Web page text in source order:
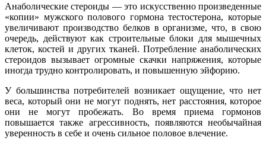
Анаболические стероиды — это искусственно произведенные
«копии» мужского полового гормона тестостерона, которые
увеличивают производство белков в организме, что, в свою
очередь, действуют как строительные блоки для мышечных
клеток, костей и других тканей. Потребление анаболических
стероидов вызывает огромные скачки напряжения, которые
иногда трудно контролировать, и повышенную эйфорию.
У большинства потребителей возникает ощущение, что нет
веса, который они не могут поднять, нет расстояния, которое
они не могут пробежать. Во время приема гормонов
повышается также агрессивность, появляются необычайная
уверенность в себе и очень сильное половое влечение.